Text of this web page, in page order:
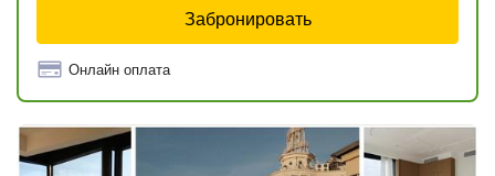
Забронировать
Онлайн оплата